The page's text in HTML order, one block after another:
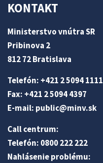
KONTAKT
Ministerstvo vnútra SR
Pribinova 2
812 72 Bratislava
Telefón: +421 2 5094 1111
Fax: +421 2 5094 4397
E-mail: public@minv.sk
Call centrum:
Telefón: 0800 222 222
Nahlásenie problému: